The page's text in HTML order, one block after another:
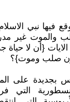
فيها نبي
والموت غير
{أن لا حياة
صلب وموت}؟
بجديدة على
التي